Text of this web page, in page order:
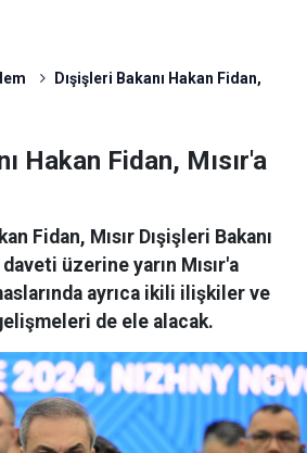
Dışişleri Bakanı Hakan Fidan,
Hakan Fidan, Mısır'a
Fidan, Mısır Dışişleri Bakanı
üzerine yarın Mısır'a
ayrıca ikili ilişkiler ve
de ele alacak.